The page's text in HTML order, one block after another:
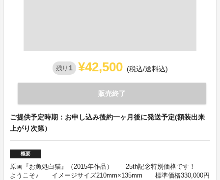
残り 1 ¥42,500 (税込/送料込)
販売終了
ご提供予定時期：お申し込み後約一ヶ月後に発送予定(額装出来
上がり次第）
概要
原画『お魚処白猫』（2015年作品） 25th記念特別価格です！
ようこそ♪ イメージサイズ210mm×135mm 標準価格330,000円